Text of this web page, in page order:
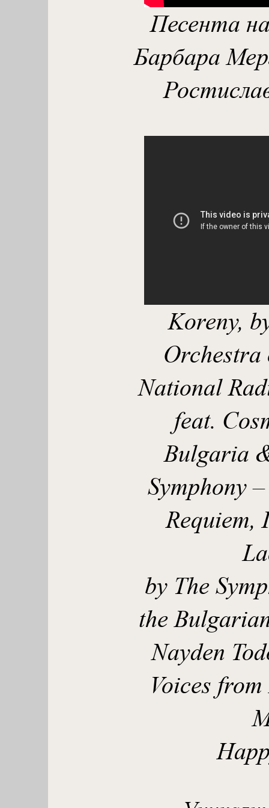
Песента
Барбара
Koreny,
National
feat.
Bulgaria
Symphony
by The
the
Nayden
Voices